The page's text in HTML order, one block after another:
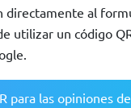
directamente al
utilizar un código
para las opiniones